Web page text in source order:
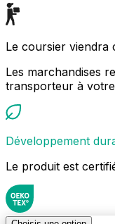
Le coursier
Les marchandises
transporteur à
Développement
Le produit est